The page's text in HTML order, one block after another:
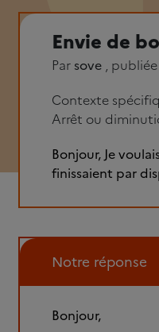
Envie de
Par sove ,
Contexte
Arrêt ou
Bonjour, Je
finissaient par
Notre réponse
Bonjour,